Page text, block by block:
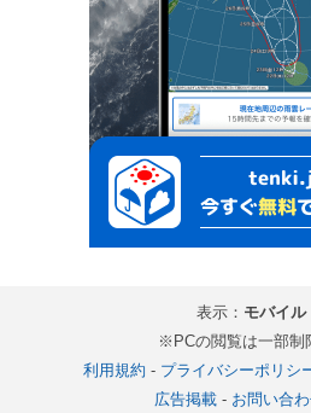
表示： モバイル
※PCの閲覧は一部制
利用規約 - プライバシーポリシ
広告掲載- お問い合